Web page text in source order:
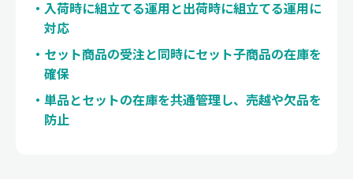
入荷時に組立てる運用と出荷時に組立てる運用に
対応
セット商品の受注と同時にセット子商品の在庫を
確保
単品とセットの在庫を共通管理し、売越や欠品を
防止